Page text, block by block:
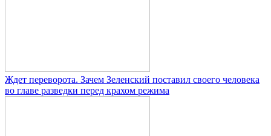
Ждет переворота. Зачем Зеленский поставил своего человека
во главе разведки перед крахом режима